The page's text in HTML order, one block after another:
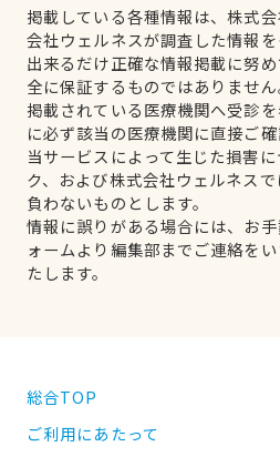
掲載している各種情報は、株式
会社ウェルネスが調査した情報を
出来るだけ正確な情報掲載に努
全に保証するものではありません
掲載されている医療機関へ受診
に必ず該当の医療機関に直接ご確
当サービスによって生じた損害
ク、および株式会社ウェルネス
負わないものとします。
情報に誤りがある場合には、お
ォームより編集部までご連絡を
たします。
総合TOP
ご利用にあたって